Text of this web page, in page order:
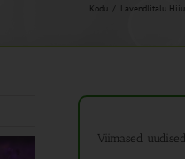
Kodu Lavendlitalu
Viimased uudised